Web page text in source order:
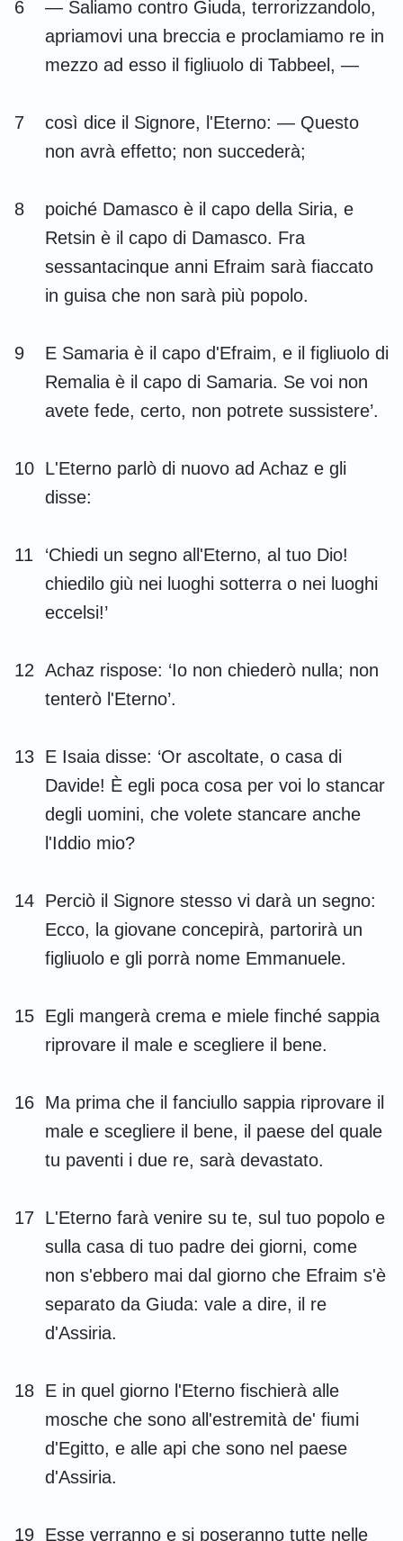
1 2 3 4 5 6
15 16
6
— Saliamo contro Giuda, terrorizzandolo,
apriamovi una breccia e proclamiamo re in
mezzo ad esso il figliuolo di Tabbeel, —
7
così dice il Signore, l'Eterno: — Questo
non avrà effetto; non succederà;
8
poiché Damasco è il capo della Siria, e
Retsin è il capo di Damasco. Fra
sessantacinque anni Efraim sarà fiaccato
in guisa che non sarà più popolo.
9
E Samaria è il capo d'Efraim, e il figliuolo di
Remalia è il capo di Samaria. Se voi non
avete fede, certo, non potrete sussistere’.
10 L'Eterno parlò di nuovo ad Achaz e gli
disse:
11
‘Chiedi un segno all'Eterno, al tuo Dio!
chiedilo giù nei luoghi sotterra o nei luoghi
eccelsi!’
12 Achaz rispose: ‘Io non chiederò nulla; non
tenterò l'Eterno’.
13 E Isaia disse: ‘Or ascoltate, o casa di
Davide! È egli poca cosa per voi lo stancar
degli uomini, che volete stancare anche
l'Iddio mio?
14 Perciò il Signore stesso vi darà un segno:
Ecco, la giovane concepirà, partorirà un
figliuolo e gli porrà nome Emmanuele.
15 Egli mangerà crema e miele finché sappia
riprovare il male e scegliere il bene.
16 Ma prima che il fanciullo sappia riprovare il
male e scegliere il bene, il paese del quale
tu paventi i due re, sarà devastato.
17 L'Eterno farà venire su te, sul tuo popolo e
sulla casa di tuo padre dei giorni, come
non s'ebbero mai dal giorno che Efraim s'è
separato da Giuda: vale a dire, il re
d'Assiria.
18 E in quel giorno l'Eterno fischierà alle
mosche che sono all'estremità de' fiumi
d'Egitto, e alle api che sono nel paese
d'Assiria.
19 Esse verranno e si poseranno tutte nelle